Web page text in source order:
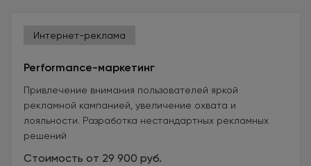
Интернет-реклама
Performance-маркетинг
Привлечение внимания пользователей яркой
рекламной кампанией, увеличение охвата и
лояльности. Разработка нестандартных рекламных
решений
Стоимость от 29 900 руб.